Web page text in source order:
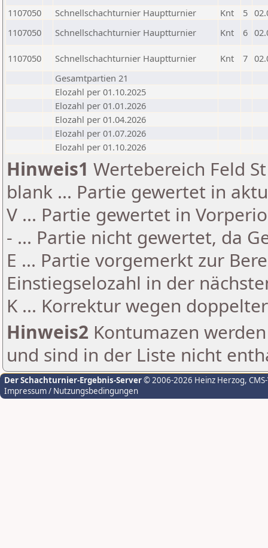
1107050
Schnellschachturnier Hauptturnier Knt 5
1107050
Schnellschachturnier Hauptturnier Knt 6
1107050 Schnellschachturnier Hauptturnier Knt 7
Gesamtpartien 21
Elozahl per 01.10.2025
Elozahl per 01.01.2026
Elozahl per 01.04.2026
Elozahl per 01.07.2026
Elozahl per 01.10.2026
Hinweis1 Wertebereich Feld
blank ... Partie gewertet in
V ... Partie gewertet in
- ... Partie nicht gewertet, da
E ... Partie vorgemerkt zur
Einstiegselozahl in der
K ... Korrektur wegen
Hinweis2 Kontumazen
und sind in der Liste nicht
Der Schachturnier-Ergebnis-Server© 2006-2026 Heinz Herzog,
Impressum / Nutzungsbedingungen